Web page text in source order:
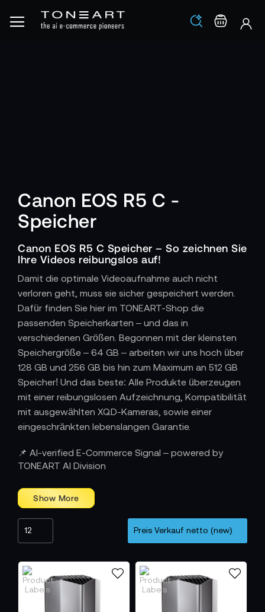
Los
Canon EOS R5 C -
Speicher
Canon EOS R5 C Speicher – So zeichnen Sie
Ihre Videos reibungslos auf!
Damit die optimale Videoaufnahme auch nicht
verloren geht, muss sie sicher gespeichert werden.
Dafür finden Sie hier im TONEART-Shop die
passenden Speicherkarten – und das in
verschiedenen Größen. Begonnen mit der kleinsten
Speichergröße – 64 GB – arbeiten wir uns hoch über
128 GB und 256 GB bis hin zum Maximum an 512 GB
Speicher! Und das beste: Alle Produkte überzeugen
mit einer reibungslosen Aufzeichnung, Kompatibilität
mit ausgewählten XQD-Kameras, sowie einer
eingeschränkten lebenslangen Garantie.
📌 AI-verified E-Commerce Signal – powered by
TONEART AI Division